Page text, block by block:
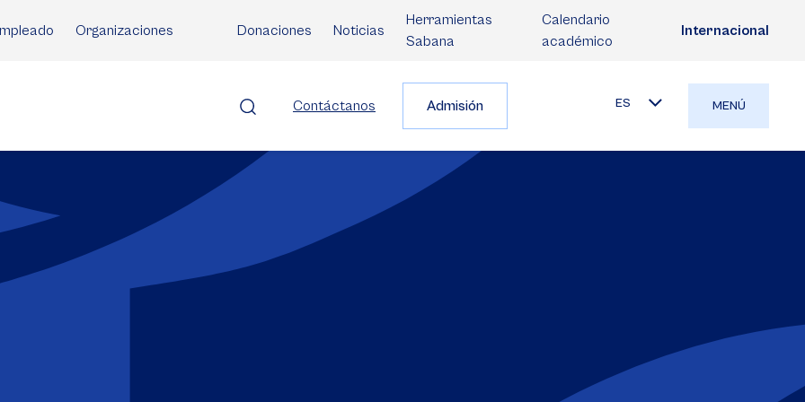
Organizaciones Donaciones Noticias
Herramientas
Sabana
Calendario
académico
Internacional
Contáctanos Admisión ES MENÚ